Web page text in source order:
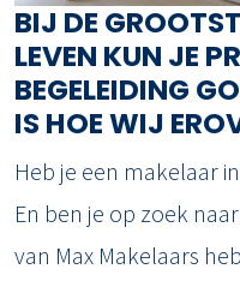
BIJ DE
LEVEN KUN JE
BEGELEIDING
IS HOE WIJ
Heb je een makelaar
En ben je op zoek
van Max Makelaars